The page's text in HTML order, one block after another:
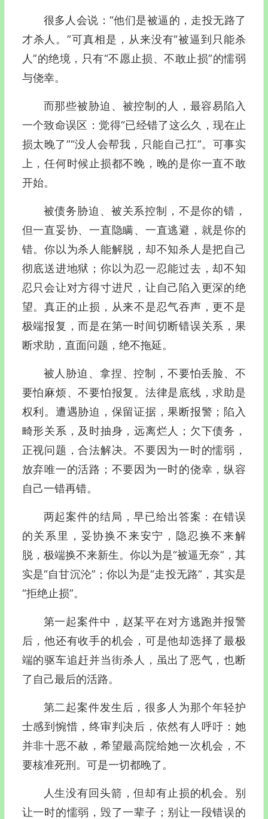
很多人会说：“他们是被逼的，走投无路了
才杀人。”可真相是，从来没有“被逼到只能杀
人”的绝境，只有“不愿止损、不敢止损”的懦弱
与侥幸。
而那些被胁迫、被控制的人，最容易陷入
一个致命误区：觉得“已经错了这么久，现在止
损太晚了”“没人会帮我，只能自己扛”。可事实
上，任何时候止损都不晚，晚的是你一直不敢
开始。
被债务胁迫、被关系控制，不是你的错，
但一直妥协、一直隐瞒、一直逃避，就是你的
错。你以为杀人能解脱，却不知杀人是把自己
彻底送进地狱；你以为忍一忍能过去，却不知
忍只会让对方得寸进尺，让自己陷入更深的绝
望。真正的止损，从来不是忍气吞声，更不是
极端报复，而是在第一时间切断错误关系，果
断求助，直面问题，绝不拖延。
被人胁迫、拿捏、控制，不要怕丢脸、不
要怕麻烦、不要怕报复。法律是底线，求助是
权利。遭遇胁迫，保留证据，果断报警；陷入
畸形关系，及时抽身，远离烂人；欠下债务，
正视问题，合法解决。不要因为一时的懦弱，
放弃唯一的活路；不要因为一时的侥幸，纵容
自己一错再错。
两起案件的结局，早已给出答案：在错误
的关系里，妥协换不来安宁，隐忍换不来解
脱，极端换不来新生。你以为是“被逼无奈”，其
实是“自甘沉沦”；你以为是“走投无路”，其实是
“拒绝止损”。
第一起案件中，赵某平在对方逃跑并报警
后，他还有收手的机会，可是他却选择了最极
端的驱车追赶并当街杀人，虽出了恶气，也断
了自己最后的活路。
第二起案件发生后，很多人为那个年轻护
士感到惋惜，终审判决后，依然有人呼吁：她
并非十恶不赦，希望最高院给她一次机会，不
要核准死刑。可是一切都晚了。
人生没有回头箭，但却有止损的机会。别
让一时的懦弱，毁了一辈子；别让一段错误的